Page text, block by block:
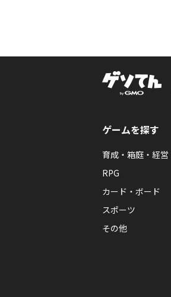
ゲームを探す
育成・箱庭・経営
RPG
カード・ボード
スポーツ
その他